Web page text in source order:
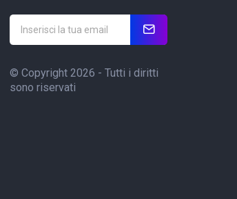
© Copyright 2026 - Tutti i diritti
sono riservati